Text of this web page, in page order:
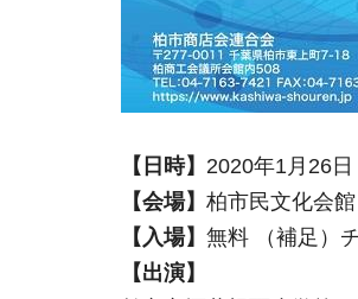
【日時】 2020年1月26
【会場】 柏市民文化会
【入場】 無料 （補足）
【出演】